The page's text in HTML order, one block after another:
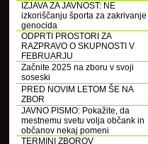
IZJAVA ZA JAVNOST: NE
izkoriščanju športa za zakrivanje
genocida
ODPRTI PROSTORI ZA
RAZPRAVO O SKUPNOSTI V
FEBRUARJU
Začnite 2025 na zboru v svoji
soseski
PRED NOVIM LETOM ŠE NA
ZBOR
JAVNO PISMO: Pokažite, da
mestnemu svetu volja občank in
občanov nekaj pomeni
TERMINI ZBOROV